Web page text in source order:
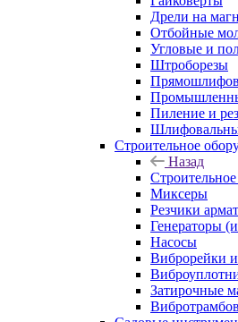
Дрели на
Отбойные
Угловые и
Штроборезы
Пиление и
Строительное
Назад
Миксеры
Резчики
Генераторы
Насосы
Виброрейки
Затирочные